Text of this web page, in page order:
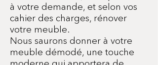
à votre demande, et selon vos
cahier des charges, rénover
votre meuble.
Nous saurons donner à votre
meuble démodé, une touche